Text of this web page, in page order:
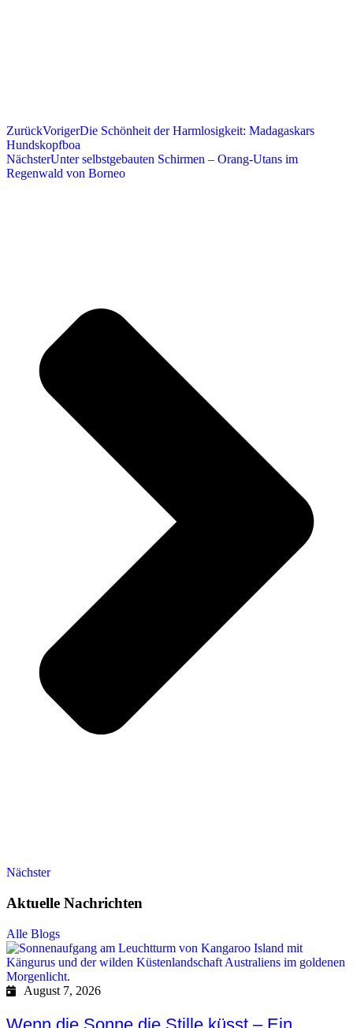
ZurückVorigerDie Schönheit der Harmlosigkeit: Madagaskars
Hundskopfboa
NächsterUnter selbstgebauten Schirmen – Orang-Utans im
Regenwald von Borneo
Nächster
Aktuelle Nachrichten
Alle Blogs
August 7, 2026